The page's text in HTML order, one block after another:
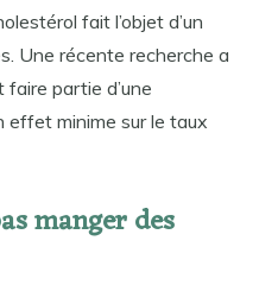
fait l’objet d’un
Une récente recherche a
partie d’une
effet minime sur le taux
manger des